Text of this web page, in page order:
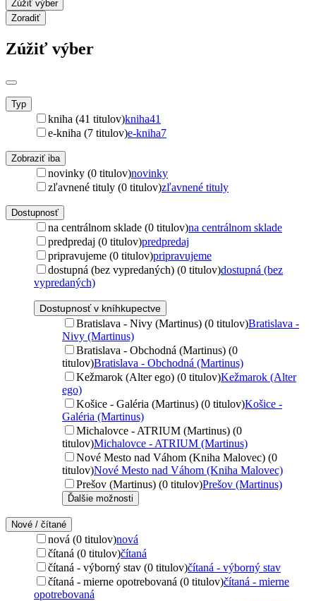
Zúžiť výber
Zoradiť
Zúžiť výber
Typ
kniha (41 titulov)kniha41
e-kniha (7 titulov)e-kniha7
Zobraziť iba
novinky (0 titulov)novinky
zľavnené tituly (0 titulov)zľavnené tituly
Dostupnosť
na centrálnom sklade (0 titulov)na centrálnom sklade
predpredaj (0 titulov)predpredaj
pripravujeme (0 titulov)pripravujeme
dostupná (bez vypredaných) (0 titulov)dostupná (bez
vypredaných)
Dostupnosť v kníhkupectve
Bratislava - Nivy (Martinus) (0 titulov)Bratislava -
Nivy (Martinus)
Bratislava - Obchodná (Martinus) (0
titulov)Bratislava - Obchodná (Martinus)
Kežmarok (Alter ego) (0 titulov)Kežmarok (Alter
ego)
Košice - Galéria (Martinus) (0 titulov)Košice -
Galéria (Martinus)
Michalovce - ATRIUM (Martinus) (0
titulov)Michalovce - ATRIUM (Martinus)
Nové Mesto nad Váhom (Kniha Malovec) (0
titulov)Nové Mesto nad Váhom (Kniha Malovec)
Prešov (Martinus) (0 titulov)Prešov (Martinus)
Ďalšie možnosti
Nové / čítané
nová (0 titulov)nová
čítaná (0 titulov)čítaná
čítaná - výborný stav (0 titulov)čítaná - výborný stav
čítaná - mierne opotrebovaná (0 titulov)čítaná - mierne
opotrebovaná